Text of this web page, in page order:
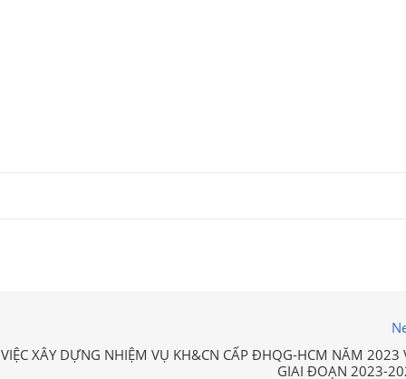
XÂY DỰNG NHIỆM VỤ KH&CN CẤP ĐHQG-HCM NĂM 2023
GIAI ĐOẠN 2023-